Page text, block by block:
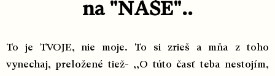
na "NAŠE"..
To je TVOJE, nie moje. To si zrieš a mňa z toho
vynechaj, preložené tiež- ,,O túto časť teba nestojím,